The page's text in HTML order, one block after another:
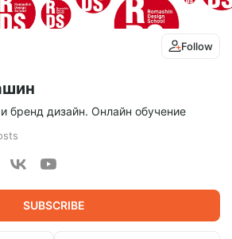
Follow
бренд дизайн. Онлайн обучение
SUBSCRIBE